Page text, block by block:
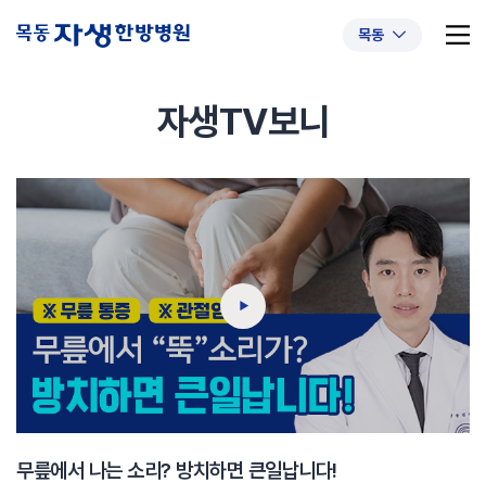
목동
추천 검색어 #초음파약침 #척추압박골절
#교통사고후유증 #허리디스크 #목디스크
#추나요법
자생TV보니
무릎에서 나는 소리? 방치하면 큰일납니다!